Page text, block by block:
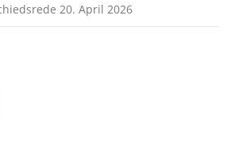
20. April 2026